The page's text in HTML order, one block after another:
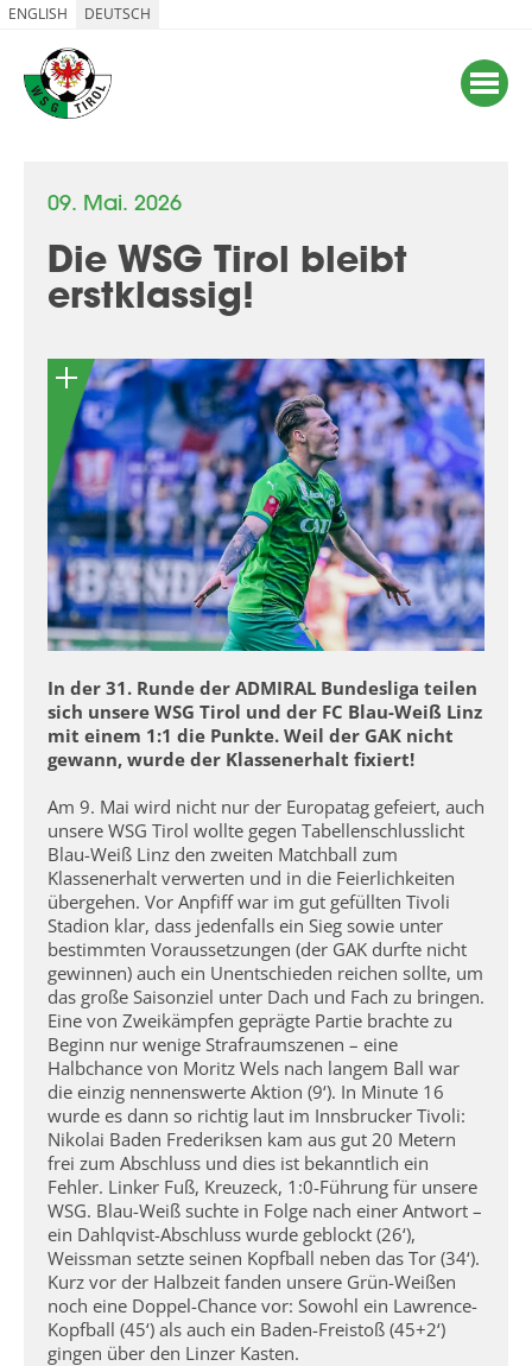
ENGLISH DEUTSCH
09. Mai. 2026
Die WSG Tirol bleibt
erstklassig!
In der 31. Runde der ADMIRAL Bundesliga teilen
sich unsere WSG Tirol und der FC Blau-Weiß Linz
mit einem 1:1 die Punkte. Weil der GAK nicht
gewann, wurde der Klassenerhalt fixiert!
Am 9. Mai wird nicht nur der Europatag gefeiert, auch
unsere WSG Tirol wollte gegen Tabellenschlusslicht
Blau-Weiß Linz den zweiten Matchball zum
Klassenerhalt verwerten und in die Feierlichkeiten
übergehen. Vor Anpfiff war im gut gefüllten Tivoli
Stadion klar, dass jedenfalls ein Sieg sowie unter
bestimmten Voraussetzungen (der GAK durfte nicht
gewinnen) auch ein Unentschieden reichen sollte, um
das große Saisonziel unter Dach und Fach zu bringen.
Eine von Zweikämpfen geprägte Partie brachte zu
Beginn nur wenige Strafraumszenen – eine
Halbchance von Moritz Wels nach langem Ball war
die einzig nennenswerte Aktion (9‘). In Minute 16
wurde es dann so richtig laut im Innsbrucker Tivoli:
Nikolai Baden Frederiksen kam aus gut 20 Metern
frei zum Abschluss und dies ist bekanntlich ein
Fehler. Linker Fuß, Kreuzeck, 1:0-Führung für unsere
WSG. Blau-Weiß suchte in Folge nach einer Antwort –
ein Dahlqvist-Abschluss wurde geblockt (26‘),
Weissman setzte seinen Kopfball neben das Tor (34‘).
Kurz vor der Halbzeit fanden unsere Grün-Weißen
noch eine Doppel-Chance vor: Sowohl ein Lawrence-
Kopfball (45‘) als auch ein Baden-Freistoß (45+2‘)
gingen über den Linzer Kasten.